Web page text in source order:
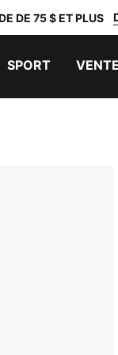
DE 75 $ ET PLUS
SPORT VENTE